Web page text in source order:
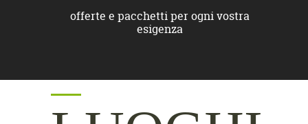
offerte e pacchetti per ogni vostra
esigenza